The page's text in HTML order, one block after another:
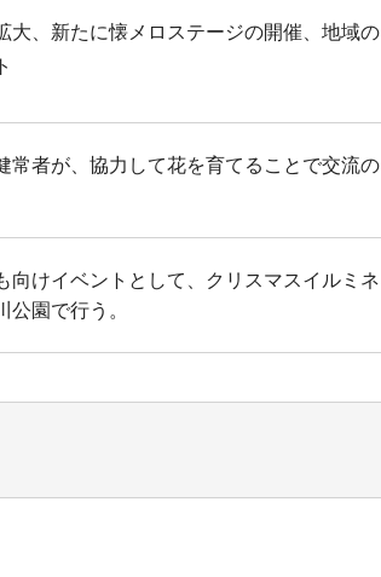
大、新たに懐メロステージの開催、地域の
常者が、協力して花を育てることで交流の
向けイベントとして、クリスマスイルミネ
公園で行う。